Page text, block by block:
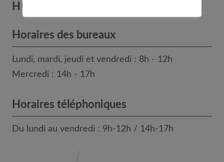
HORAIRES
Horaires des bureaux
Lundi, mardi, jeudi et vendredi : 8h - 12h
Mercredi : 14h - 17h
Horaires téléphoniques
Du lundi au vendredi : 9h-12h / 14h-17h